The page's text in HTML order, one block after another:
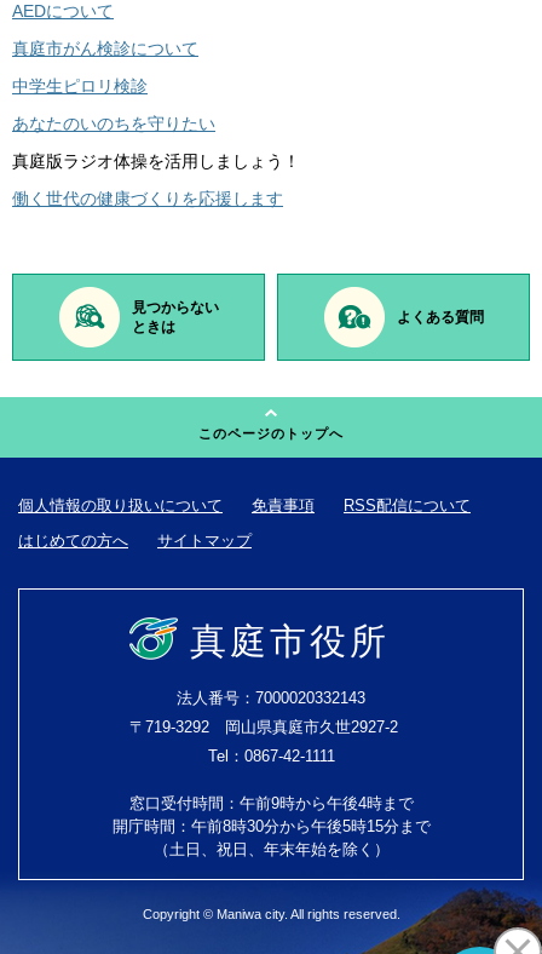
AEDについて
真庭市がん検診について
中学生ピロリ検診
あなたのいのちを守りたい
真庭版ラジオ体操を活用しましょう！
働く世代の健康づくりを応援します
見つからない
ときは
よくある質問
このページのトップへ
個人情報の取り扱いについて 免責事項
RSS配信について
はじめての方へ
サイトマップ
真庭市役所
法人番号：7000020332143
〒719-3292 岡山県真庭市久世2927-2
Tel：0867-42-1111
窓口受付時間：午前9時から午後4時まで
開庁時間：午前8時30分から午後5時15分まで
（土日、祝日、年末年始を除く）
Copyright © Maniwa city. All rights reserved.